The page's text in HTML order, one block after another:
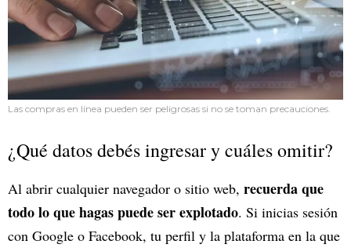
Las compras en línea pueden ser peligrosas si no se toman precauciones.
¿Qué datos debés ingresar y cuáles omitir?
Al abrir cualquier navegador o sitio web, recuerda que
todo lo que hagas puede ser explotado. Si inicias sesión
con Google o Facebook, tu perfil y la plataforma en la que